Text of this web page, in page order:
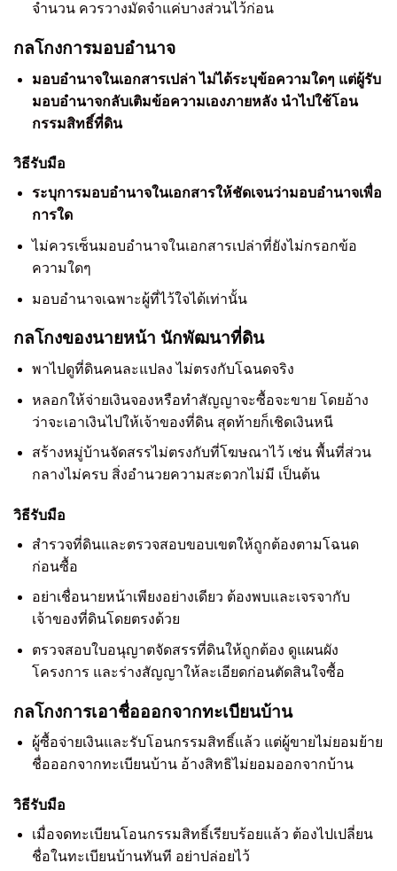
จำนวน ควรวางมัดจำแค่บางส่วนไว้ก่อน
กลโกงการมอบอำนาจ
มอบอำนาจในเอกสารเปล่า ไม่ได้ระบุข้อความใดๆ แต่ผู้รับ
มอบอำนาจกลับเติมข้อความเองภายหลัง นำไปใช้โอน
กรรมสิทธิ์ที่ดิน
วิธีรับมือ
ระบุการมอบอำนาจในเอกสารให้ชัดเจนว่ามอบอำนาจเพื่อ
การใด
ไม่ควรเซ็นมอบอำนาจในเอกสารเปล่าที่ยังไม่กรอกข้อ
ความใดๆ
มอบอำนาจเฉพาะผู้ที่ไว้ใจได้เท่านั้น
กลโกงของนายหน้า นักพัฒนาที่ดิน
พาไปดูที่ดินคนละแปลง ไม่ตรงกับโฉนดจริง
หลอกให้จ่ายเงินจองหรือทำสัญญาจะซื้อจะขาย โดยอ้าง
ว่าจะเอาเงินไปให้เจ้าของที่ดิน สุดท้ายก็เชิดเงินหนี
สร้างหมู่บ้านจัดสรรไม่ตรงกับที่โฆษณาไว้ เช่น พื้นที่ส่วน
กลางไม่ครบ สิ่งอำนวยความสะดวกไม่มี เป็นต้น
วิธีรับมือ
สำรวจที่ดินและตรวจสอบขอบเขตให้ถูกต้องตามโฉนด
ก่อนซื้อ
อย่าเชื่อนายหน้าเพียงอย่างเดียว ต้องพบและเจรจากับ
เจ้าของที่ดินโดยตรงด้วย
ตรวจสอบใบอนุญาตจัดสรรที่ดินให้ถูกต้อง ดูแผนผัง
โครงการ และร่างสัญญาให้ละเอียดก่อนตัดสินใจซื้อ
กลโกงการเอาชื่อออกจากทะเบียนบ้าน
ผู้ซื้อจ่ายเงินและรับโอนกรรมสิทธิ์แล้ว แต่ผู้ขายไม่ยอมย้าย
ชื่อออกจากทะเบียนบ้าน อ้างสิทธิไม่ยอมออกจากบ้าน
วิธีรับมือ
เมื่อจดทะเบียนโอนกรรมสิทธิ์เรียบร้อยแล้ว ต้องไปเปลี่ยน
ชื่อในทะเบียนบ้านทันที อย่าปล่อยไว้